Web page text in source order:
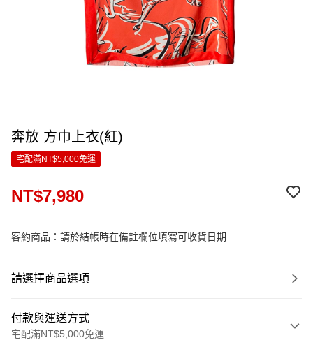
奔放 方巾上衣(紅)
宅配滿NT$5,000免運
NT$7,980
客約商品：請於結帳時在備註欄位填寫可收貨日期
請選擇商品選項
付款與運送方式
宅配滿NT$5,000免運